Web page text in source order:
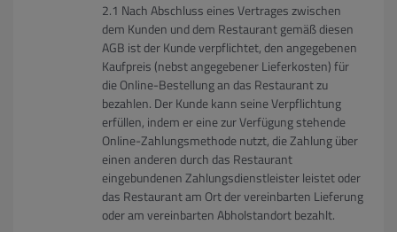
Nach Abschluss eines Vertrages zwischen
dem Kunden und dem Restaurant gemäß diesen
AGB ist der Kunde verpflichtet, den angegebenen
Kaufpreis (nebst angegebener Lieferkosten) für
die Online-Bestellung an das Restaurant zu
bezahlen. Der Kunde kann seine Verpflichtung
erfüllen, indem er eine zur Verfügung stehende
Online-Zahlungsmethode nutzt, die Zahlung über
einen anderen durch das Restaurant
eingebundenen Zahlungsdienstleister leistet oder
das Restaurant am Ort der vereinbarten Lieferung
oder am vereinbarten Abholstandort bezahlt.